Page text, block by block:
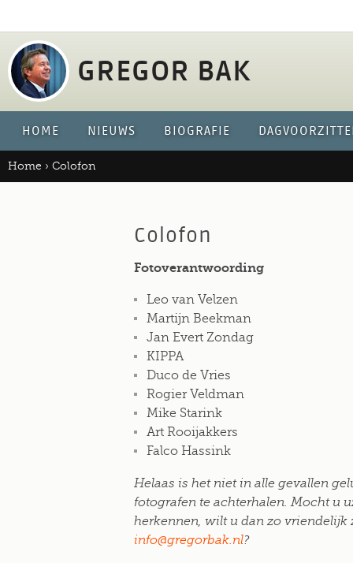
GREGOR BAK
HOME NIEUWS BIOGRAFIE
Home › Colofon
Colofon
Fotoverantwoording
Leo van Velzen
Martijn Beekman
Jan Evert Zondag
KIPPA
Duco de Vries
Rogier Veldman
Mike Starink
Art Rooijakkers
Falco Hassink
Helaas is het niet in alle gevallen
fotografen te achterhalen. Mocht u
herkennen, wilt u dan zo vriendelijk
info@gregorbak.nl?